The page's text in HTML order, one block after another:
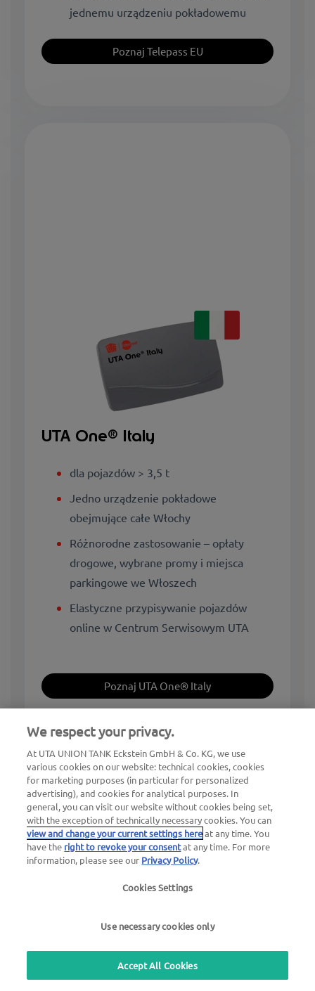
jednemu urządzeniu pokładowemu
Poznaj Telepass EU
UTA One® Italy
dla pojazdów > 3,5 t
Jedno urządzenie pokładowe
obejmujące całe Włochy
Różnorodne zastosowanie – opłaty
drogowe, wybrane promy i miejsca
parkingowe we Włoszech
Elastyczne przypisywanie pojazdów
online w Centrum Serwisowym UTA
Poznaj UTA One® Italy
Poznaj sąsiednie kraje, w
których obowiązują opłaty
Liechtenstein
We respect your privacy.
At UTA UNION TANK Eckstein GmbH & Co. KG, we use
various cookies on our website: technical cookies, cookies
for marketing purposes (in particular for personalized
advertising), and cookies for analytical purposes. In
general, you can visit our website without cookies being set,
with the exception of technically necessary cookies. You can
view and change your current settings hereat any time. You
have the right to revoke your consentat any time. For more
information, please see our Privacy Policy.
Cookies Settings
Use necessary cookies only
Accept All Cookies